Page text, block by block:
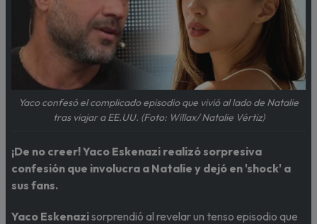
Yaco confesó el complicado episodio que vivió al lado de Natalie
tras viajar a EE.UU. (Foto: Willax/ Natalie Vértiz)
¡De no creer! Yaco Eskenazi realizó sorpresiva
confesión que involucra a Natalie y dejó en 'shock' a
sus fans.
Yaco Eskenazisorprendió al revelar un tenso episodio que